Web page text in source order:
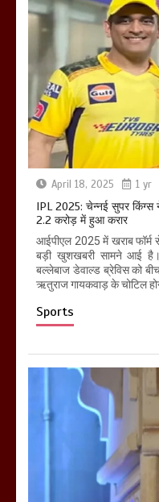
April 18, 2025 1 yr
IPL 2025: चेन्नई सुपर किंग्स
2.2 करोड़ में हुआ करार
आईपीएल 2025 में खराब
बड़ी खुशखबरी सामने आई
बल्लेबाज डेवाल्ड ब्रेविस को
ऋतुराज गायकवाड़ के चोटिल
Sports